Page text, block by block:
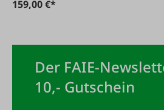
159,00 €*
Der FAIE-
10,- Gutschein